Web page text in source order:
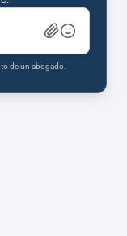
de un abogado.